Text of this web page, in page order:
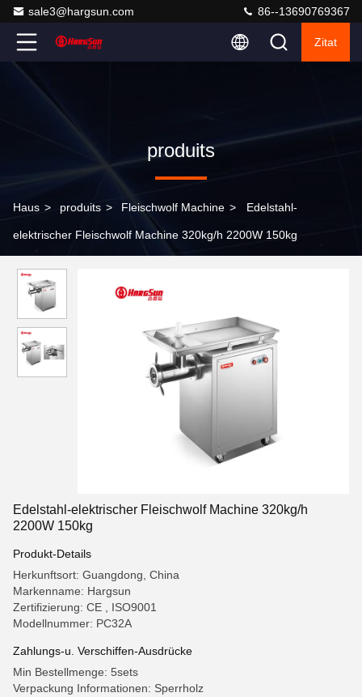
sale3@hargsun.com 86--13690769367
Zitat
produits
Haus > produits > Fleischwolf Machine > Edelstahl-
elektrischer Fleischwolf Machine 320kg/h 2200W 150kg
Edelstahl-elektrischer Fleischwolf Machine 320kg/h
2200W 150kg
Produkt-Details
Herkunftsort: Guangdong, China
Markenname: Hargsun
Zertifizierung: CE , ISO9001
Modellnummer: PC32A
Zahlungs-u. Verschiffen-Ausdrücke
Min Bestellmenge: 5sets
Verpackung Informationen: Sperrholz